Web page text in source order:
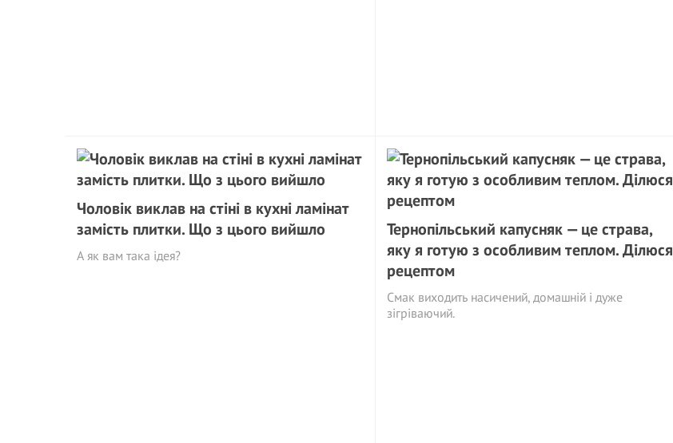
Чоловік виклав на стіні в кухні ламінат
замість плитки. Що з цього вийшло
А як вам така ідея?
Тернопільський капусняк — це страва,
яку я готую з особливим теплом. Ділюся
рецептом
Смак виходить насичений, домашній і дуже
зігріваючий.